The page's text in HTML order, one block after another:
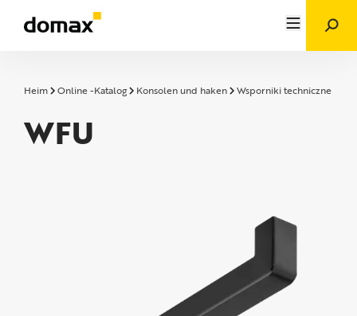
Heim Online -Katalog Konsolen und haken Wsporniki techniczne
WFU